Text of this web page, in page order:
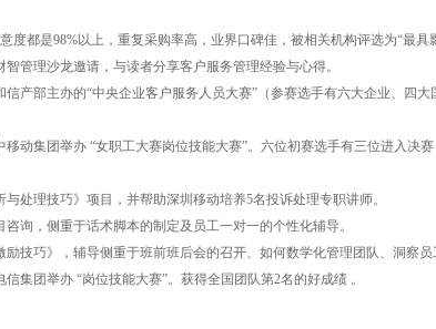
都是98%以上，重复采购率高，业界口碑佳，被相关机构评选为“最具
理沙龙邀请，与读者分享客户服务管理经验与心得。
产部主办的“中央企业客户服务人员大赛”（参赛选手有六大企业、四
动集团举办 “女职工大赛岗位技能大赛”。六位初赛选手有三位进入决
处理技巧》项目，并帮助深圳移动培养5名投诉处理专职讲师。
询，侧重于话术脚本的制定及员工一对一的个性化辅导。
技巧》，辅导侧重于班前班后会的召开、如何数学化管理团队、洞察员
团举办 “岗位技能大赛”。获得全国团队第2名的好成绩 。